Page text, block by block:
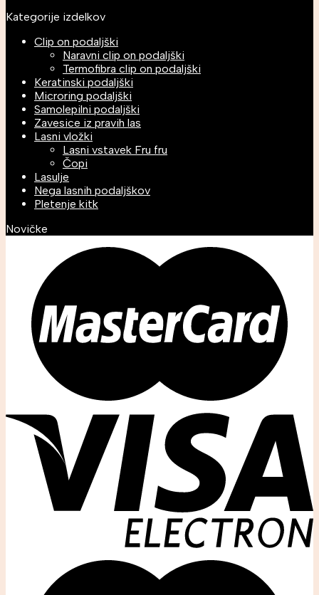
Kategorije izdelkov
Clip on podaljški
Naravni clip on podaljški
Termofibra clip on podaljški
Keratinski podaljški
Microring podaljški
Samolepilni podaljški
Zavesice iz pravih las
Lasni vložki
Lasni vstavek Fru fru
Čopi
Lasulje
Nega lasnih podaljškov
Pletenje kitk
Novičke